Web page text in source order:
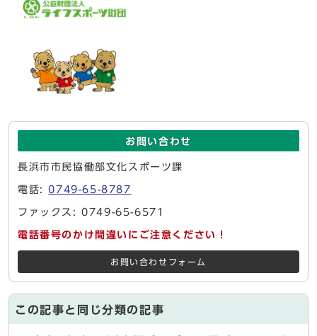
お問い合わせ
長浜市市民協働部文化スポーツ課
電話:0749-65-8787
ファックス: 0749-65-6571
電話番号のかけ間違いにご注意ください！
お問い合わせフォーム
この記事と同じ分類の記事